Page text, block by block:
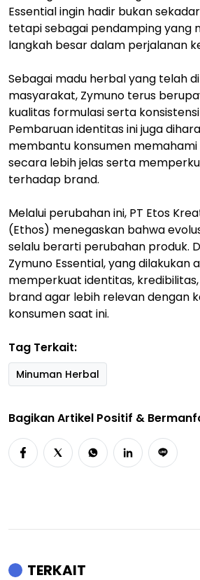
Essential ingin hadir bukan
tetapi sebagai pendamping yang
langkah besar dalam perjalanan
Sebagai madu herbal yang telah
masyarakat, Zymuno terus
kualitas formulasi serta
Pembaruan identitas ini juga
membantu konsumen memahami
secara lebih jelas serta
terhadap brand.
Melalui perubahan ini, PT Etos
(Ethos) menegaskan bahwa
selalu berarti perubahan produk.
Zymuno Essential, yang dilakukan
memperkuat identitas,
brand agar lebih relevan dengan
konsumen saat ini.
Tag Terkait:
Minuman Herbal
Bagikan Artikel Positif &
TERKAIT